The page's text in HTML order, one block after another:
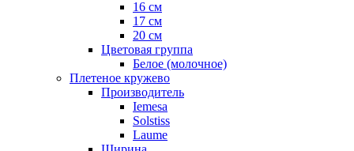
16 см
17 см
20 см
Цветовая группа
Белое (молочное)
Плетеное кружево
Производитель
Iemesa
Solstiss
Laume